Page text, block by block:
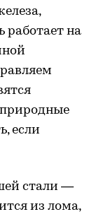
работает на
если
стали —
из лома,